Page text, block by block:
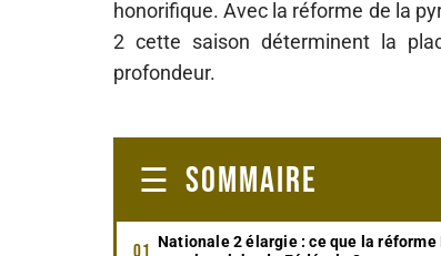
honorifique. Avec la réforme de la
2 cette saison déterminent la
profondeur.
SOMMAIRE
Nationale 2 élargie : ce que la réforme